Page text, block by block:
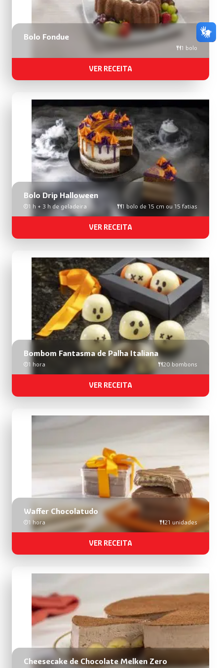
Bolo Fondue
1 bolo
VER RECEITA
Bolo Drip Halloween
1 h + 3 h de geladeira 1 bolo de 15 cm ou 15 fatias
VER RECEITA
Bombom Fantasma de Palha Italiana
1 hora 20 bombons
VER RECEITA
Waffer Chocolatudo
1 hora 21 unidades
VER RECEITA
Cheesecake de Chocolate Melken Zero